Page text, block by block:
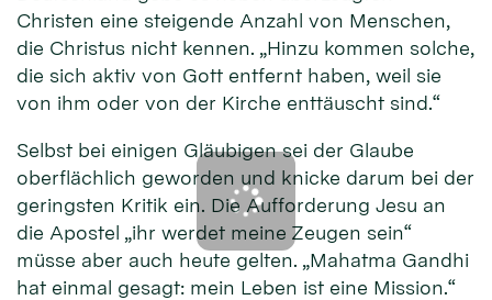
Christen eine steigende Anzahl von Menschen,
die Christus nicht kennen. „Hinzu kommen solche,
die sich aktiv von Gott entfernt haben, weil sie
von ihm oder von der Kirche enttäuscht sind.“
Selbst bei einigen Gläubigen sei der Glaube
oberflächlich geworden und knicke darum bei der
geringsten Kritik ein. Die Aufforderung Jesu an
die Apostel „ihr werdet meine Zeugen sein“
müsse aber auch heute gelten. „Mahatma Gandhi
hat einmal gesagt: mein Leben ist eine Mission.“